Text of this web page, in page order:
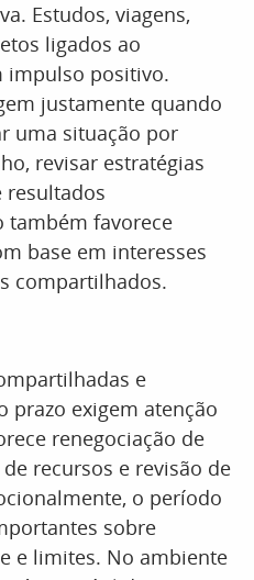
Estudos, viagens,
ligados ao
impulso positivo.
justamente quando
uma situação por
revisar estratégias
resultados
também favorece
base em interesses
compartilhados.
e
prazo exigem atenção
renegociação de
recursos e revisão de
o período
sobre
e limites. No ambiente